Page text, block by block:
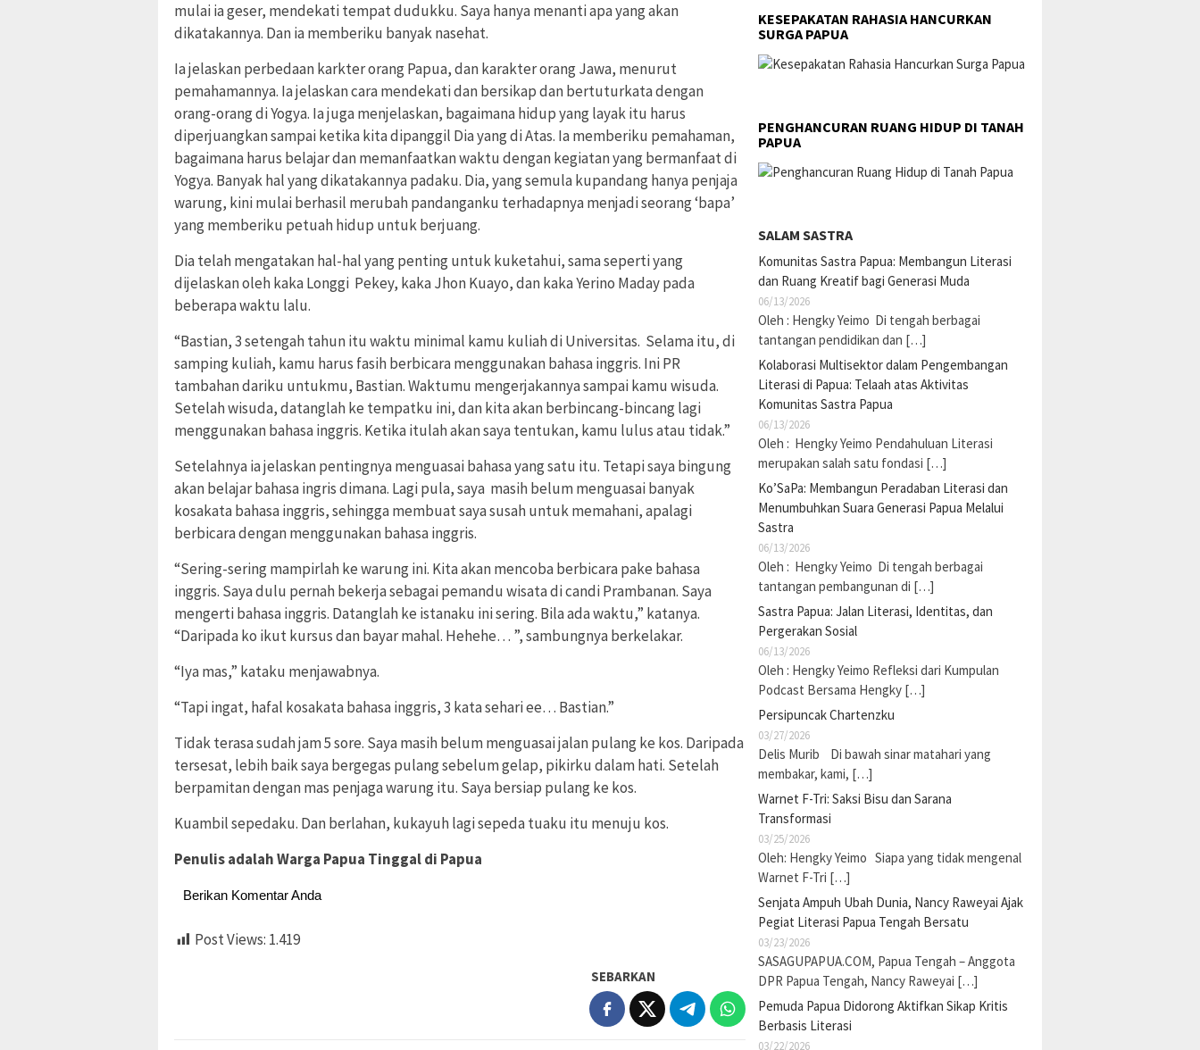
mulai ia geser, mendekati tempat dudukku. Saya hanya menanti apa yang akan
dikatakannya. Dan ia memberiku banyak nasehat.
Ia jelaskan perbedaan karkter orang Papua, dan karakter orang Jawa, menurut
pemahamannya. Ia jelaskan cara mendekati dan bersikap dan bertuturkata dengan
orang-orang di Yogya. Ia juga menjelaskan, bagaimana hidup yang layak itu harus
diperjuangkan sampai ketika kita dipanggil Dia yang di Atas. Ia memberiku pemahaman,
bagaimana harus belajar dan memanfaatkan waktu dengan kegiatan yang bermanfaat di
Yogya. Banyak hal yang dikatakannya padaku. Dia, yang semula kupandang hanya penjaja
warung, kini mulai berhasil merubah pandanganku terhadapnya menjadi seorang ‘bapa’
yang memberiku petuah hidup untuk berjuang.
Dia telah mengatakan hal-hal yang penting untuk kuketahui, sama seperti yang
dijelaskan oleh kaka Longgi Pekey, kaka Jhon Kuayo, dan kaka Yerino Maday pada
beberapa waktu lalu.
“Bastian, 3 setengah tahun itu waktu minimal kamu kuliah di Universitas. Selama itu, di
samping kuliah, kamu harus fasih berbicara menggunakan bahasa inggris. Ini PR
tambahan dariku untukmu, Bastian. Waktumu mengerjakannya sampai kamu wisuda.
Setelah wisuda, datanglah ke tempatku ini, dan kita akan berbincang-bincang lagi
menggunakan bahasa inggris. Ketika itulah akan saya tentukan, kamu lulus atau tidak.”
Setelahnya ia jelaskan pentingnya menguasai bahasa yang satu itu. Tetapi saya bingung
akan belajar bahasa ingris dimana. Lagi pula, saya masih belum menguasai banyak
kosakata bahasa inggris, sehingga membuat saya susah untuk memahani, apalagi
berbicara dengan menggunakan bahasa inggris.
“Sering-sering mampirlah ke warung ini. Kita akan mencoba berbicara pake bahasa
inggris. Saya dulu pernah bekerja sebagai pemandu wisata di candi Prambanan. Saya
mengerti bahasa inggris. Datanglah ke istanaku ini sering. Bila ada waktu,” katanya.
“Daripada ko ikut kursus dan bayar mahal. Hehehe… ”, sambungnya berkelakar.
“Iya mas,” kataku menjawabnya.
“Tapi ingat, hafal kosakata bahasa inggris, 3 kata sehari ee… Bastian.”
Tidak terasa sudah jam 5 sore. Saya masih belum menguasai jalan pulang ke kos. Daripada
tersesat, lebih baik saya bergegas pulang sebelum gelap, pikirku dalam hati. Setelah
berpamitan dengan mas penjaga warung itu. Saya bersiap pulang ke kos.
Kuambil sepedaku. Dan berlahan, kukayuh lagi sepeda tuaku itu menuju kos.
Penulis adalah Warga Papua Tinggal di Papua
Berikan Komentar Anda
Post Views: 1.419
SEBARKAN
KESEPAKATAN RAHASIA HANCURKAN
SURGA PAPUA
PENGHANCURAN RUANG HIDUP DI TANAH
PAPUA
SALAM SASTRA
Komunitas Sastra Papua: Membangun Literasi
dan Ruang Kreatif bagi Generasi Muda
06/13/2026
Oleh : Hengky Yeimo Di tengah berbagai
tantangan pendidikan dan […]
Kolaborasi Multisektor dalam Pengembangan
Literasi di Papua: Telaah atas Aktivitas
Komunitas Sastra Papua
06/13/2026
Oleh : Hengky Yeimo Pendahuluan Literasi
merupakan salah satu fondasi […]
Ko’SaPa: Membangun Peradaban Literasi dan
Menumbuhkan Suara Generasi Papua Melalui
Sastra
06/13/2026
Oleh : Hengky Yeimo Di tengah berbagai
tantangan pembangunan di […]
Sastra Papua: Jalan Literasi, Identitas, dan
Pergerakan Sosial
06/13/2026
Oleh : Hengky Yeimo Refleksi dari Kumpulan
Podcast Bersama Hengky […]
Persipuncak Chartenzku
03/27/2026
Delis Murib Di bawah sinar matahari yang
membakar, kami, […]
Warnet F-Tri: Saksi Bisu dan Sarana
Transformasi
03/25/2026
Oleh: Hengky Yeimo Siapa yang tidak mengenal
Warnet F-Tri […]
Senjata Ampuh Ubah Dunia, Nancy Raweyai Ajak
Pegiat Literasi Papua Tengah Bersatu
03/23/2026
SASAGUPAPUA.COM, Papua Tengah – Anggota
DPR Papua Tengah, Nancy Raweyai […]
Pemuda Papua Didorong Aktifkan Sikap Kritis
Berbasis Literasi
03/22/2026